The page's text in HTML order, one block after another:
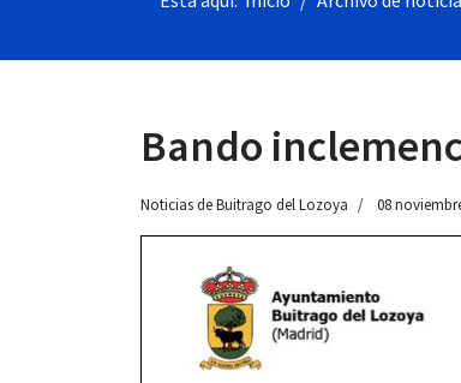
Bando
Noticias de Buitrago del Lozoya 08